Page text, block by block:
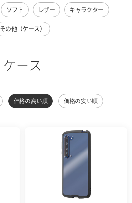
ソフト レザー キャラクター
その他（ケース）
ケース
価格の高い順 価格の安い順